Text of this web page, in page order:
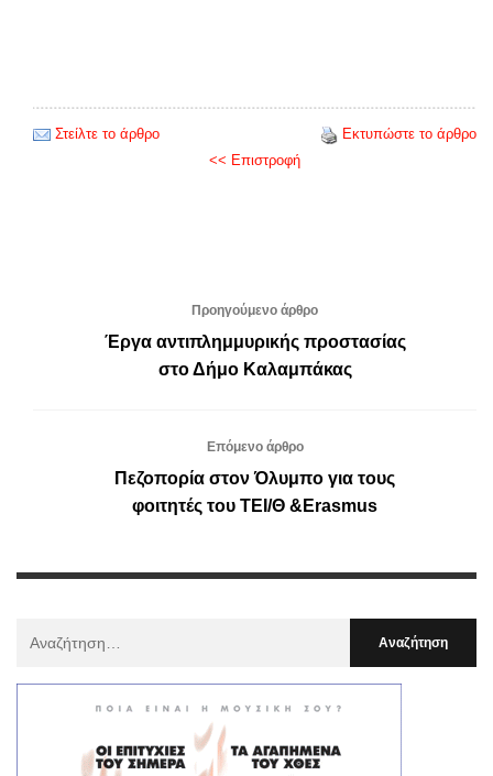
Στείλτε το άρθρο
Εκτυπώστε το άρθρο
<< Επιστροφή
Προηγούμενο άρθρο
Έργα αντιπλημμυρικής προστασίας
στο Δήμο Καλαμπάκας
Επόμενο άρθρο
Πεζοπορία στον Όλυμπο για τους
φοιτητές του ΤΕΙ/Θ &Erasmus
: